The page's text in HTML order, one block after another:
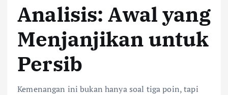
Analisis: Awal yang
Menjanjikan untuk
Persib
Kemenangan ini bukan hanya soal tiga poin, tapi